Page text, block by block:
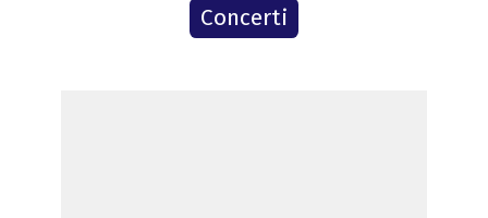
Concerti